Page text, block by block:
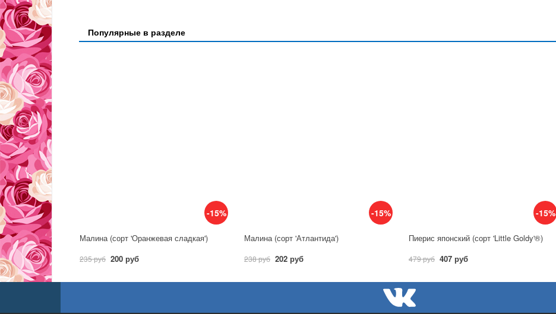
Популярные в разделе
-15%
Малина (сорт 'Оранжевая сладкая')
235 руб 200 руб
-15%
Малина (сорт 'Атлантида')
238 руб 202 руб
-15%
Пиерис японский (сорт 'Little Goldy'®)
479 руб 407 руб